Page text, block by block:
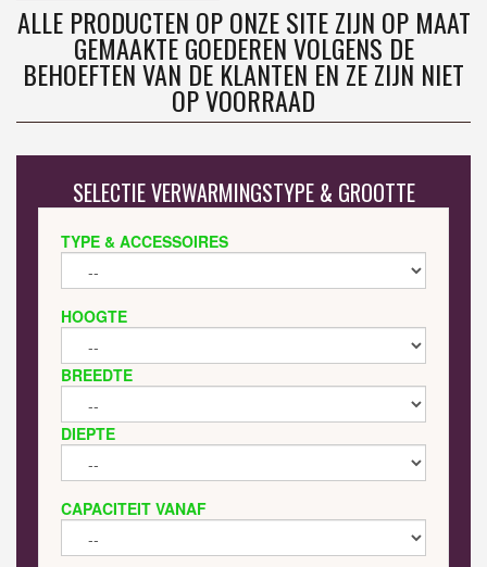
ALLE PRODUCTEN OP ONZE SITE ZIJN OP MAAT
GEMAAKTE GOEDEREN VOLGENS DE
BEHOEFTEN VAN DE KLANTEN EN ZE ZIJN NIET
OP VOORRAAD
SELECTIE VERWARMINGSTYPE & GROOTTE
TYPE & ACCESSOIRES
HOOGTE
BREEDTE
DIEPTE
CAPACITEIT VANAF